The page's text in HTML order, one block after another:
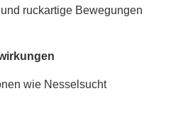
ruckartige Bewegungen
wie Nesselsucht